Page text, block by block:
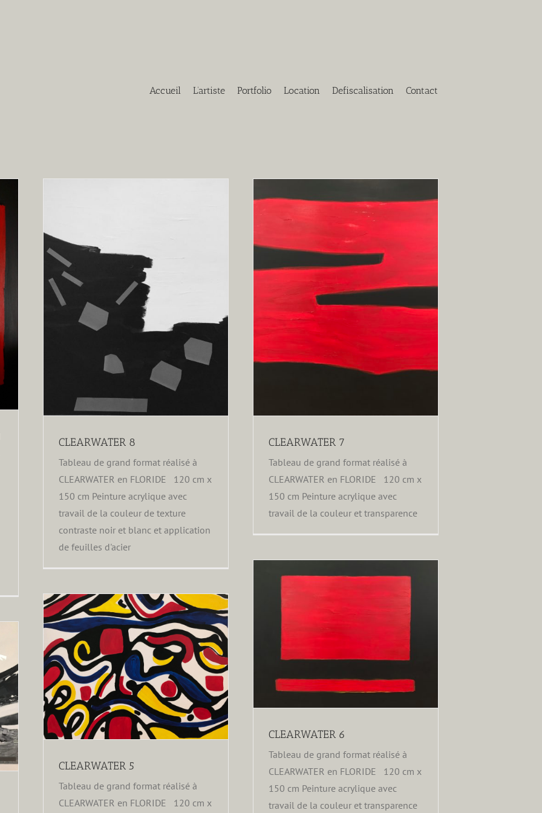
Accueil L’artiste Portfolio Location Defiscalisation Contact
CLEARWATER 8
Tableau de grand format réalisé à
CLEARWATER en FLORIDE 120 cm x
150 cm Peinture acrylique avec
travail de la couleur de texture
contraste noir et blanc et application
de feuilles d'acier
CLEARWATER 7
CLEARWATER 7
Tableau de grand format réalisé à
CLEARWATER en FLORIDE 120 cm x
150 cm Peinture acrylique avec
travail de la couleur et transparence
CLEARWATER 6
CLEARWATER 6
Tableau de grand format réalisé à
CLEARWATER en FLORIDE 120 cm x
150 cm Peinture acrylique avec
travail de la couleur et transparence
CLEARWATER 5
Tableau de grand format réalisé à
CLEARWATER en FLORIDE 120 cm x